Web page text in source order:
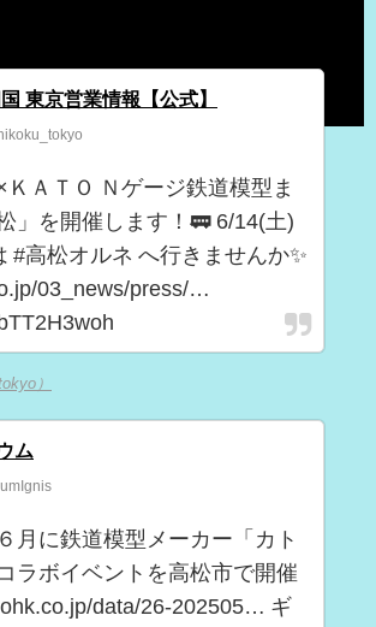
東京営業情報【公式】
ＫＡＴＯ Ｎゲージ鉄道模型ま
」を開催します！🚃 6/14(土)
#高松オルネ へ行きませんか✨
03_news/press/…
）
ム
月に鉄道模型メーカー「カト
ラボイベントを高松市で開催
data/26-202505… ギ